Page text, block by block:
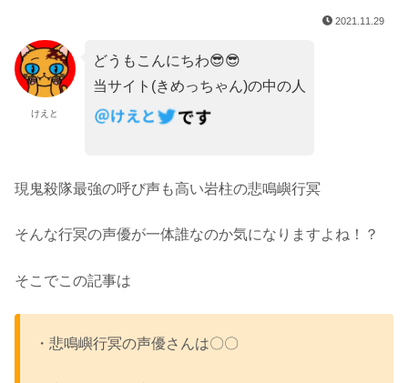
2021.11.29
けえと
どうもこんにちわ😎😎
当サイト(きめっちゃん)の中の人
現鬼殺隊最強の呼び声も高い岩柱の悲鳴嶼行冥
そんな行冥の声優が一体誰なのか気になりますよね！？
そこでこの記事は
・悲鳴嶼行冥の声優さんは〇〇